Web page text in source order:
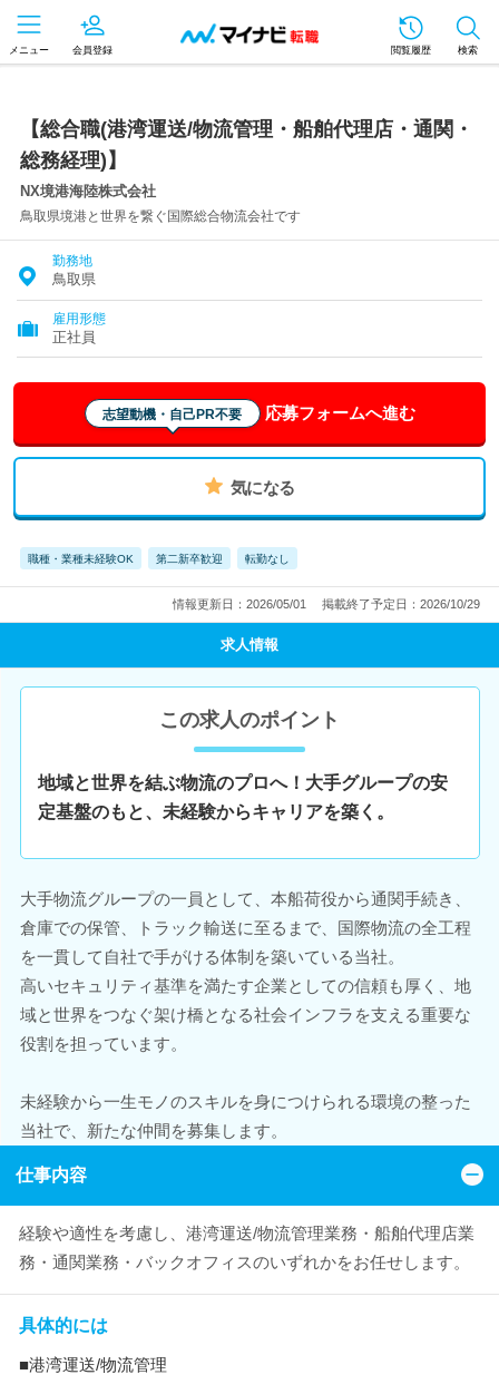
メニュー 会員登録 閲覧履歴 検索
【総合職(港湾運送/物流管理・船舶代理店・通関・
総務経理)】
NX境港海陸株式会社
鳥取県境港と世界を繋ぐ国際総合物流会社です
勤務地
鳥取県
雇用形態
正社員
志望動機・自己PR不要 応募フォームへ進む
気になる
職種・業種未経験OK 第二新卒歓迎 転勤なし
情報更新日：2026/05/01 掲載終了予定日：2026/10/29
求人情報
この求人のポイント
地域と世界を結ぶ物流のプロへ！大手グループの安
定基盤のもと、未経験からキャリアを築く。
大手物流グループの一員として、本船荷役から通関手続き、
倉庫での保管、トラック輸送に至るまで、国際物流の全工程
を一貫して自社で手がける体制を築いている当社。
高いセキュリティ基準を満たす企業としての信頼も厚く、地
域と世界をつなぐ架け橋となる社会インフラを支える重要な
役割を担っています。
未経験から一生モノのスキルを身につけられる環境の整った
当社で、新たな仲間を募集します。
仕事内容
経験や適性を考慮し、港湾運送/物流管理業務・船舶代理店業
務・通関業務・バックオフィスのいずれかをお任せします。
具体的には
■港湾運送/物流管理